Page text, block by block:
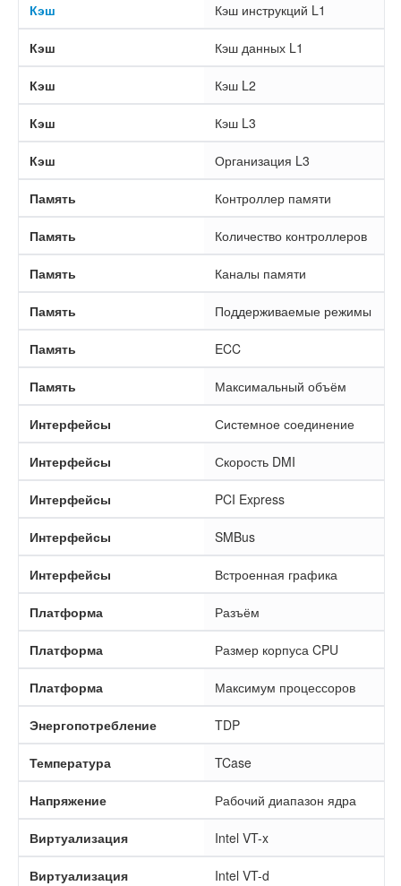
Кэш Кэш инструкций L1
Кэш Кэш данных L1
Кэш Кэш L2
Кэш Кэш L3
Кэш Организация L3
Память Контроллер памяти
Память Количество контроллеров
Память Каналы памяти
Память Поддерживаемые режимы
Память ECC
Память Максимальный объём
Интерфейсы Системное соединение
Интерфейсы Скорость DMI
Интерфейсы PCI Express
Интерфейсы SMBus
Интерфейсы Встроенная графика
Платформа Разъём
Платформа Размер корпуса CPU
Платформа Максимум процессоров
Энергопотребление TDP
Температура TCase
Напряжение Рабочий диапазон ядра
Виртуализация Intel VT-x
Виртуализация Intel VT-d